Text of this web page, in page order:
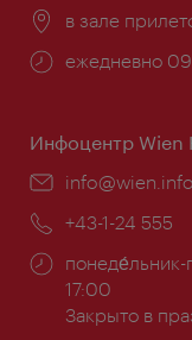
в зале
Часы
ежедневно
Инфоцентр Wien
Эл.
info@wien.info
Телефон:
+43-1-24 555
Часы
работы:
17:00
Закрыто в